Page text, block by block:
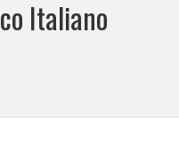
Italiano